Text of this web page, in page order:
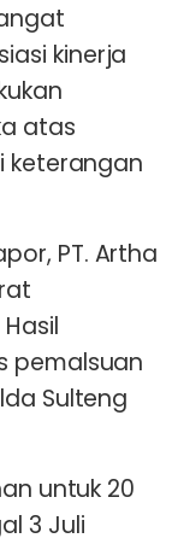
kinerja
atas
keterangan
PT. Artha
pemalsuan
Sulteng
untuk 20
3 Juli